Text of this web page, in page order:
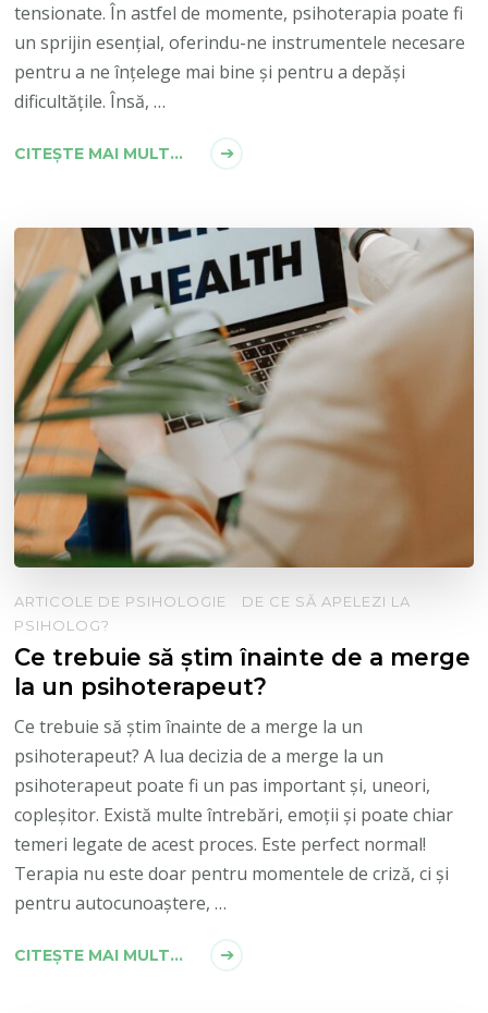
tensionate. În astfel de momente, psihoterapia poate fi
un sprijin esențial, oferindu-ne instrumentele necesare
pentru a ne înțelege mai bine și pentru a depăși
dificultățile. Însă, …
CITEȘTE MAI MULT...
ARTICOLE DE PSIHOLOGIE
DE CE SĂ APELEZI LA
PSIHOLOG?
Ce trebuie să știm înainte de a merge
la un psihoterapeut?
Ce trebuie să știm înainte de a merge la un
psihoterapeut? A lua decizia de a merge la un
psihoterapeut poate fi un pas important și, uneori,
copleșitor. Există multe întrebări, emoții și poate chiar
temeri legate de acest proces. Este perfect normal!
Terapia nu este doar pentru momentele de criză, ci și
pentru autocunoaștere, …
CITEȘTE MAI MULT...